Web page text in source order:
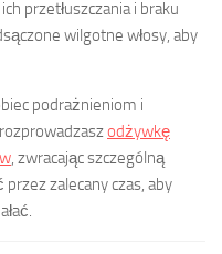
przetłuszczania i braku
wilgotne włosy, aby
podrażnieniom i
odżywkę
, zwracając szczególną
przez zalecany czas, aby